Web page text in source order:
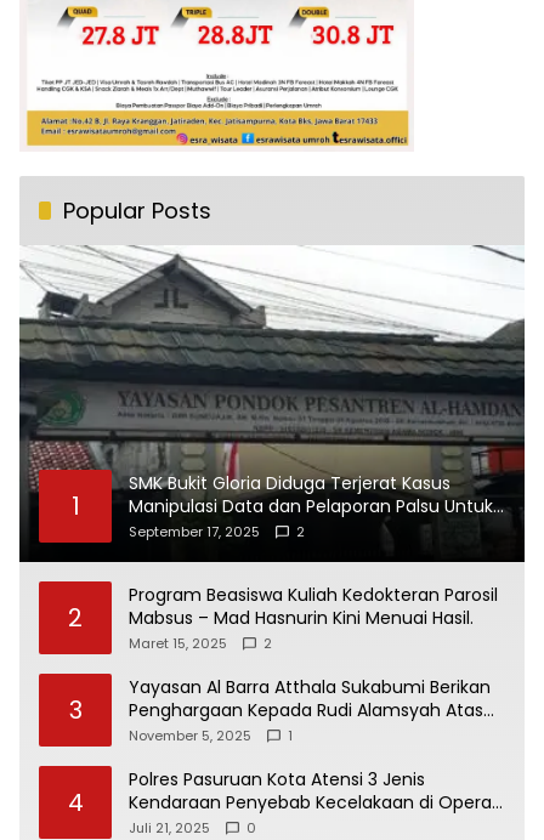
Popular Posts
1
SMK Bukit Gloria Diduga Terjerat Kasus
Manipulasi Data dan Pelaporan Palsu Untuk
Mendapatkan Dana Bos
September 17, 2025 2
2
Program Beasiswa Kuliah Kedokteran Parosil
Mabsus – Mad Hasnurin Kini Menuai Hasil.
Maret 15, 2025 2
3
Yayasan Al Barra Atthala Sukabumi Berikan
Penghargaan Kepada Rudi Alamsyah Atas
Kontribusi Sosial dan Kemasyarakatan
November 5, 2025 1
4
Polres Pasuruan Kota Atensi 3 Jenis
Kendaraan Penyebab Kecelakaan di Operasi
Patuh Semeru 2025
Juli 21, 2025 0